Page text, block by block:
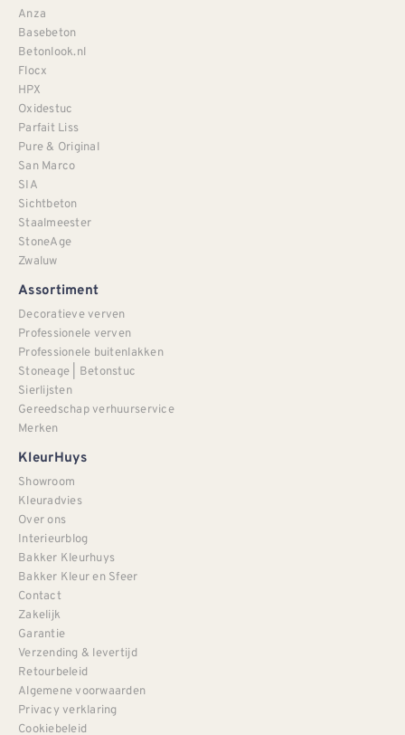
Anza
Basebeton
Betonlook.nl
Flocx
HPX
Oxidestuc
Parfait Liss
Pure & Original
San Marco
SIA
Sichtbeton
Staalmeester
StoneAge
Zwaluw
Assortiment
Decoratieve verven
Professionele verven
Professionele buitenlakken
Stoneage | Betonstuc
Sierlijsten
Gereedschap verhuurservice
Merken
KleurHuys
Showroom
Kleuradvies
Over ons
Interieurblog
Bakker Kleurhuys
Bakker Kleur en Sfeer
Contact
Zakelijk
Garantie
Verzending & levertijd
Retourbeleid
Algemene voorwaarden
Privacy verklaring
Cookiebeleid